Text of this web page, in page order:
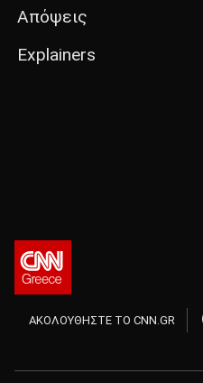
Απόψεις
Explainers
ΑΚΟΛΟΥΘΗΣΤΕ ΤΟ CNN.GR